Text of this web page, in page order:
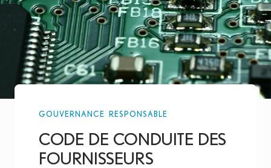
GOUVERNANCE RESPONSABLE
CODE DE CONDUITE DES
FOURNISSEURS